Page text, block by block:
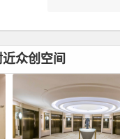
众创空间